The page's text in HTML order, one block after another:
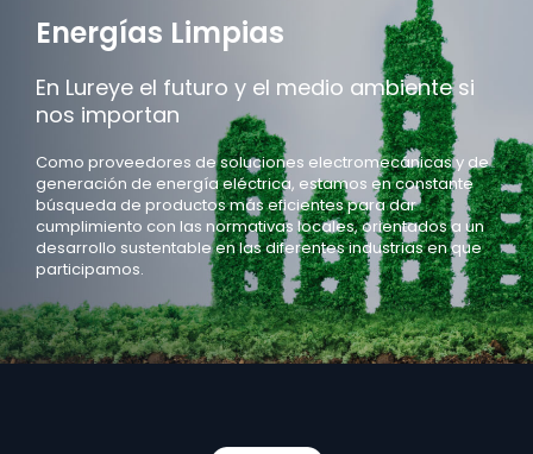
Energías Limpias
En Lureye el futuro y el medio ambiente si
nos importan
Como proveedores de soluciones electromecánicas y de
generación de energía eléctrica, estamos en constante
búsqueda de productos máseficientes para dar
cumplimiento con las normativas locales, orientadosa un
desarrollo sustentable en las diferentes industrias en que
participamos.